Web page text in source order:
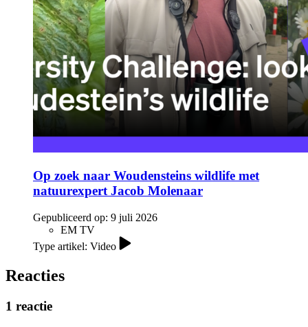
Op zoek naar Woudensteins wildlife met
natuurexpert Jacob Molenaar
Gepubliceerd op: 9 juli 2026
EM TV
Type artikel: Video
Reacties
1 reactie